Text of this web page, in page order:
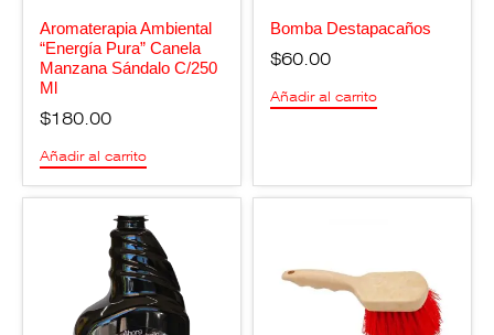
Aromaterapia Ambiental
“Energía Pura” Canela
Manzana Sándalo C/250
Ml
$180.00
Añadir al carrito
Bomba Destapacaños
$60.00
Añadir al carrito